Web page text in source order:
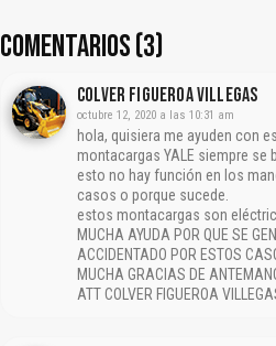
COMENTARIOS (3)
Colver Figueroa Villegas
octubre 12, 2020 a las 10:31 am
hola, quisiera me ayuden con
montacargas YALE siempre
esto no hay función en los
casos o porque sucede.
estos montacargas son
MUCHA AYUDA POR QUE SE
ACCIDENTADO POR ESTOS
MUCHA GRACIAS DE
ATT COLVER FIGUEROA